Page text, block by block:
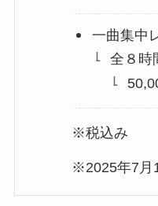
一曲集中
全８時
※税込み
※2025年7月